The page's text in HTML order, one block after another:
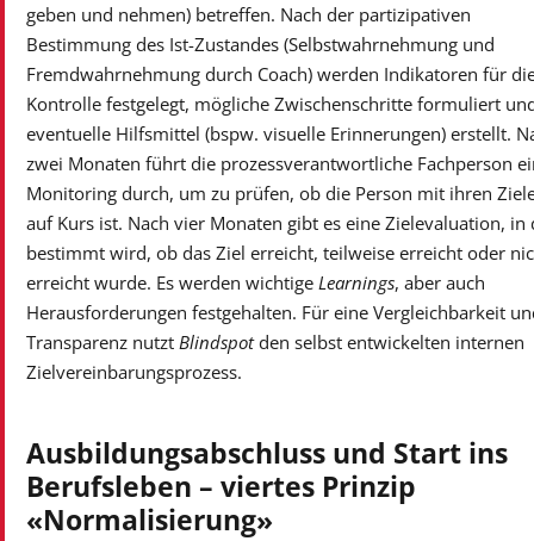
geben und nehmen) betreffen. Nach der partizipativen
Bestimmung des Ist-Zustandes (Selbstwahrnehmung und
Fremdwahrnehmung durch Coach) werden Indikatoren für
Kontrolle festgelegt, mögliche Zwischenschritte formuliert
eventuelle Hilfsmittel (bspw. visuelle Erinnerungen) erstellt.
zwei Monaten führt die prozessverantwortliche Fachperson
Monitoring durch, um zu prüfen, ob die Person mit ihren
auf Kurs ist. Nach vier Monaten gibt es eine Zielevaluation, in
bestimmt wird, ob das Ziel erreicht, teilweise erreicht oder
erreicht wurde. Es werden wichtige Learnings, aber auch
Herausforderungen festgehalten. Für eine Vergleichbarkeit
Transparenz nutzt Blindspotden selbst entwickelten internen
Zielvereinbarungsprozess.
Ausbildungsabschluss und Start ins
Berufsleben – viertes Prinzip
«Normalisierung»